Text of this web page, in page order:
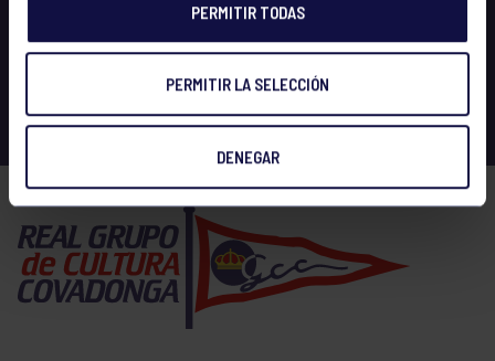
PERMITIR TODAS
PERMITIR LA SELECCIÓN
DENEGAR